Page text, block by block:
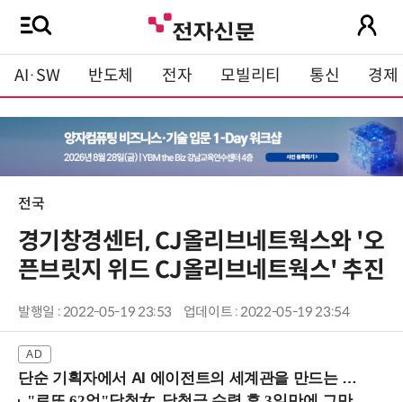
AI·SW 반도체 전자 모빌리티 통신 경제
전국
경기창경센터, CJ올리브네트웍스와 '오
픈브릿지 위드 CJ올리브네트웍스' 추진
발행일 : 2022-05-19 23:53 업데이트 : 2022-05-19 23:54
단순 기획자에서 AI 에이전트의 세계관을 만드는 지식 설계자로.. (8/20 강남역)